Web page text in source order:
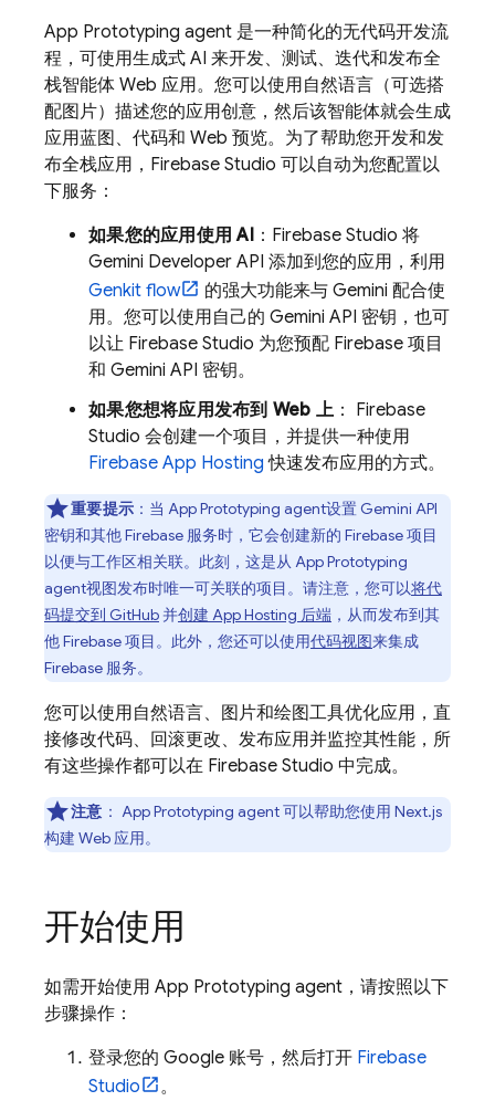
App Prototyping agent 是一种简化的无代码开发流
程，可使用生成式 AI 来开发、测试、迭代和发布全
栈智能体 Web 应用。您可以使用自然语言（可选搭
配图片）描述您的应用创意，然后该智能体就会生成
应用蓝图、代码和 Web 预览。为了帮助您开发和发
布全栈应用， Firebase Studio 可以自动为您配置以
下服务：
如果您的应用使用 AI： Firebase Studio 将
Gemini Developer API 添加到您的应用，利用
Genkit flow 的强大功能来与 Gemini 配合使
用。您可以使用自己的 Gemini API 密钥，也可
以让 Firebase Studio 为您预配 Firebase 项目
和 Gemini API 密钥。
如果您想将应用发布到 Web 上 ： Firebase
Studio 会创建一个项目，并提供一种使用
Firebase App Hosting 快速发布应用的方式。
重要提示 ：当 App Prototyping agent设置 Gemini API
密钥和其他 Firebase 服务时，它会创建新的 Firebase 项目
以便与工作区相关联。此刻，这是从 App Prototyping
agent视图发布时唯一可关联的项目。请注意，您可以将代
码提交到 GitHub 并创建 App Hosting 后端 ，从而发布到其
他 Firebase 项目。此外，您还可以使用代码视图来集成
Firebase 服务。
您可以使用自然语言、图片和绘图工具优化应用，直
接修改代码、回滚更改、发布应用并监控其性能，所
有这些操作都可以在 Firebase Studio 中完成。
注意 ： App Prototyping agent可以帮助您使用 Next.js
构建 Web 应用。
开始使用
如需开始使用 App Prototyping agent ，请按照以下
步骤操作：
登录您的 Google 账号，然后打开 Firebase
Studio
。